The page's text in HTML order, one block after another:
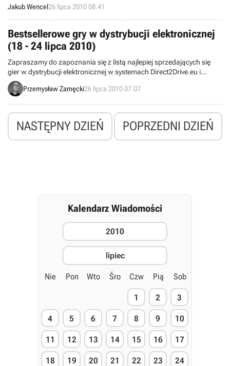
jest jedynym, który jest w przygotowaniu. Wieści, że w niedługim
czasie gracze będą mogli pobrać jeszcze jedną dodatkową
przygodę, mają swoje źródło w wypowiedzi menedżera ds.
marketingu marki Mass Effect, Jaretta Lee, na oficjalnym forum
internetowym gry.
Jakub Wencel26 lipca 2010 08:41
Bestsellerowe gry w dystrybucji elektronicznej
(18 - 24 lipca 2010)
Zapraszamy do zapoznania się z listą najlepiej sprzedających się
gier w dystrybucji elektronicznej w systemach Direct2Drive.eu i
Steam. Wyniki obejmują okres od 18 do 24 lipca.
Przemysław Zamęcki26 lipca 2010 07:07
NASTĘPNY DZIEŃ POPRZEDNI DZIEŃ
Kalendarz Wiadomości
2010
lipiec
Nie Pon Wto Śro Czw Pią Sob
1 2 3
4 5 6 7 8 9 10
11 12 13 14 15 16 17
18 19 20 21 22 23 24